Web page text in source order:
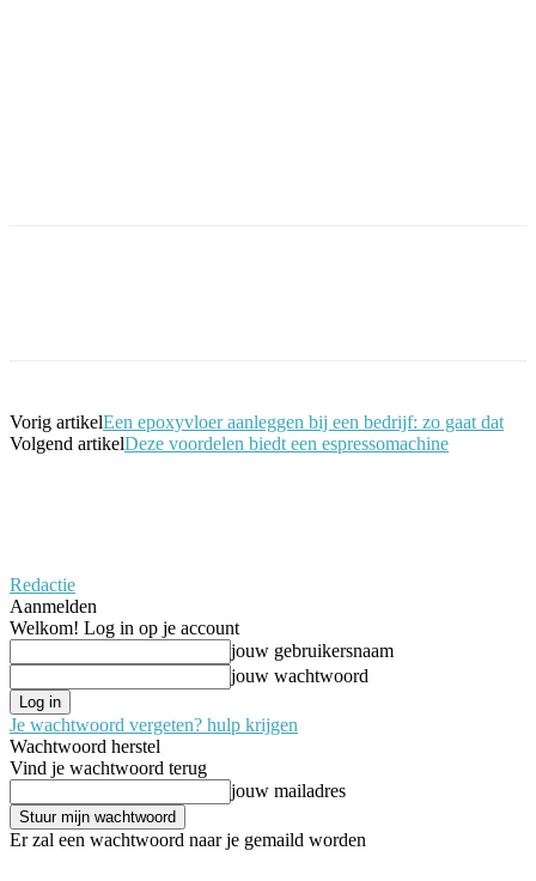
Vorig artikelEen epoxyvloer aanleggen bij een bedrijf: zo gaat dat
Volgend artikelDeze voordelen biedt een espressomachine
Redactie
Aanmelden
Welkom! Log in op je account
jouw gebruikersnaam
jouw wachtwoord
Je wachtwoord vergeten? hulp krijgen
Wachtwoord herstel
Vind je wachtwoord terug
jouw mailadres
Er zal een wachtwoord naar je gemaild worden